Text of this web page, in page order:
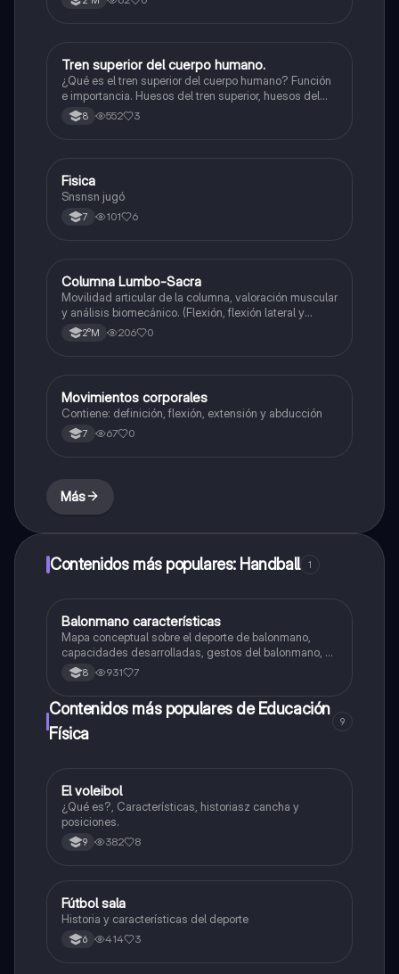
Educación Física
Tren superior del cuerpo humano.
¿Qué es el tren superior del cuerpo humano? Función
e importancia. Huesos del tren superior, huesos del
antebrazo, huesos de la muñeca, huesos de los
dedos de la mano, músculos del tren superior,
8 552 3
Educación Física
Fisica
Snsnsn jugó
7 101 6
Educación Física
Columna Lumbo-Sacra
Movilidad articular de la columna, valoración muscular
y análisis biomecánico. (Flexión, flexión lateral y
extensión)
2°M 206 0
Educación Física
Movimientos corporales
Contiene: definición, flexión, extensión y abducción
7 67 0
Más
Contenidos más populares: Handball 1
Educación Física
Balonmano características
Mapa conceptual sobre el deporte de balonmano,
capacidades desarrolladas, gestos del balonmano, el
juego, reglas etc...
8 931 7
Contenidos más populares de Educación
Física
9
Educación Física
El voleibol
¿Qué es?, Características, historiasz cancha y
posiciones.
9 382 8
Sociales/Historia
Fútbol sala
Historia y características del deporte
6 414 3